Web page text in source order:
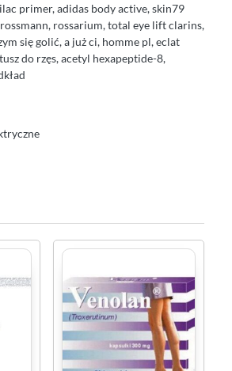
primer, adidas body active, skin79
rossarium, total eye lift clarins,
się golić, a już ci, homme pl, eclat
do rzęs, acetyl hexapeptide-8,